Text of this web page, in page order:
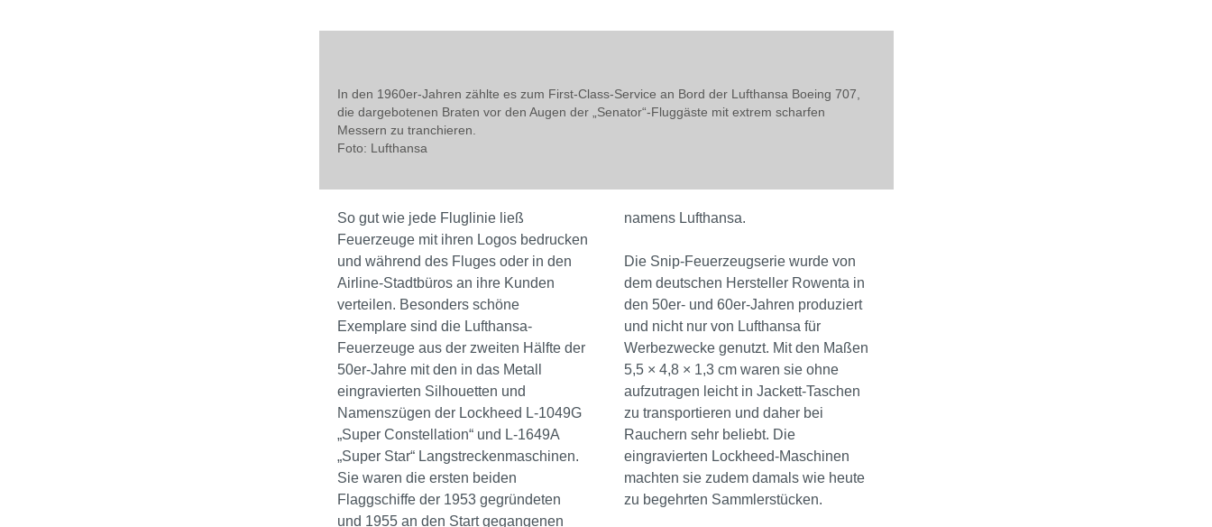
In den 1960er-Jahren zählte es zum First-Class-Service an Bord der Lufthansa Boeing 707,
die dargebotenen Braten vor den Augen der „Senator“-Fluggäste mit extrem scharfen
Messern zu tranchieren.
Foto: Lufthansa
So gut wie jede Fluglinie ließ
Feuerzeuge mit ihren Logos bedrucken
und während des Fluges oder in den
Airline-Stadtbüros an ihre Kunden
verteilen. Besonders schöne
Exemplare sind die Lufthansa-
Feuerzeuge aus der zweiten Hälfte der
50er-Jahre mit den in das Metall
eingravierten Silhouetten und
Namenszügen der Lockheed L-1049G
„Super Constellation“ und L-1649A
„Super Star“ Langstreckenmaschinen.
Sie waren die ersten beiden
Flaggschiffe der 1953 gegründeten
und 1955 an den Start gegangenen
namens Lufthansa.
Die Snip-Feuerzeugserie wurde von
dem deutschen Hersteller Rowenta in
den 50er- und 60er-Jahren produziert
und nicht nur von Lufthansa für
Werbezwecke genutzt. Mit den Maßen
5,5 × 4,8 × 1,3 cm waren sie ohne
aufzutragen leicht in Jackett-Taschen
zu transportieren und daher bei
Rauchern sehr beliebt. Die
eingravierten Lockheed-Maschinen
machten sie zudem damals wie heute
zu begehrten Sammlerstücken.